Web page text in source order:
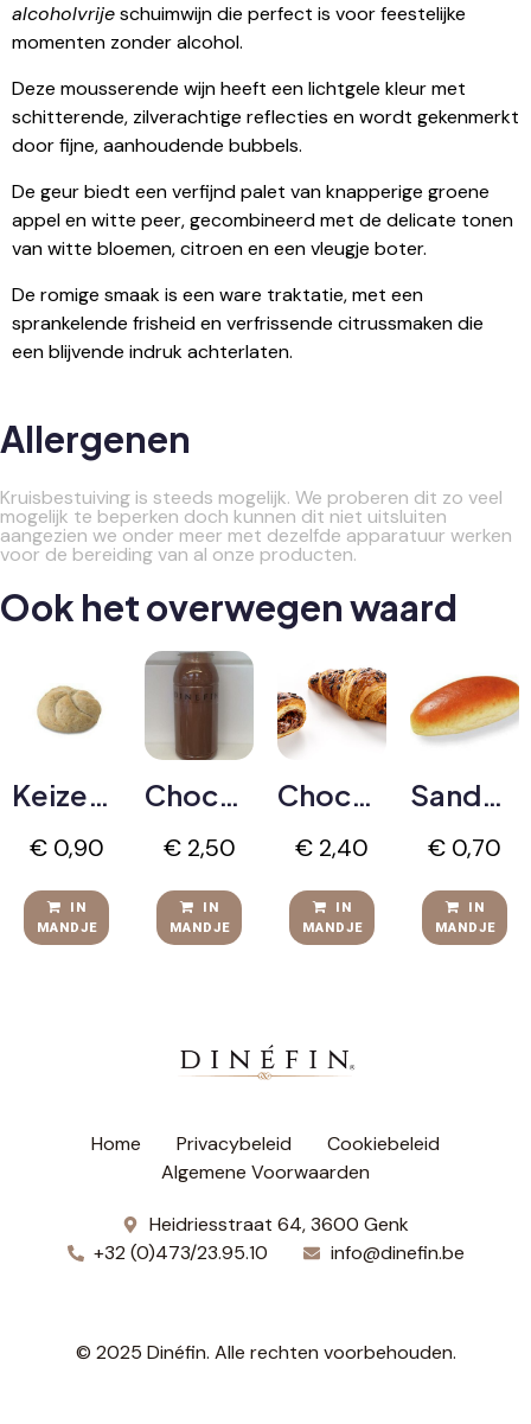
alcoholvrijeschuimwijn die perfect is voor feestelijke
momenten zonder alcohol.
Deze mousserende wijn heeft een lichtgele kleur met
schitterende, zilverachtige reflecties en wordt gekenmerkt
door fijne, aanhoudende bubbels.
De geur biedt een verfijnd palet van knapperige groene
appel en witte peer, gecombineerd met de delicate tonen
van witte bloemen, citroen en een vleugje boter.
De romige smaak is een ware traktatie, met een
sprankelende frisheid en verfrissende citrussmaken die
een blijvende indruk achterlaten.
Allergenen
Kruisbestuiving is steeds mogelijk. We proberen dit zo veel
mogelijk te beperken doch kunnen dit niet uitsluiten
aangezien we onder meer met dezelfde apparatuur werken
voor de bereiding van al onze producten.
Ook het overwegen waard
Keizerbroodje Bruin
€0,90
IN
MANDJE
Chocomelk
€2,50
IN
MANDJE
Chocolade & Hazelnoot croissant
€ 2,40
IN
MANDJE
Sandwich Wit
€ 0,70
IN
MANDJE
Home Privacybeleid
Cookiebeleid
Algemene Voorwaarden
Heidriesstraat 64, 3600 Genk
+32 (0)473/23.95.10
info@dinefin.be
© 2025 Dinéfin. Alle rechten voorbehouden.